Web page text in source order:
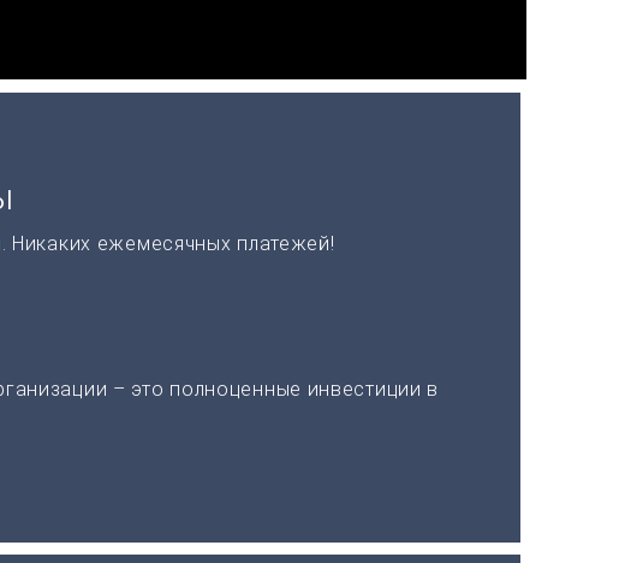
Никаких ежемесячных платежей!
– это полноценные инвестиции в